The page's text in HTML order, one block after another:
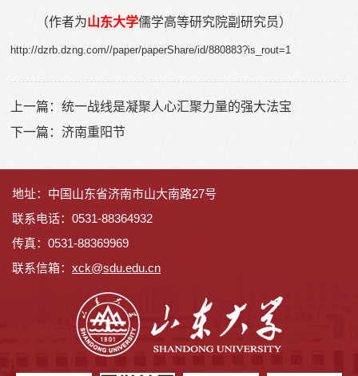
（作者为山东大学儒学高等研究院副研究员）
http://dzrb.dzng.com//paper/paperShare/id/880883?is_rout=1
上一篇：统一战线是凝聚人心汇聚力量的强大法宝
下一篇：济南重阳节
地址：中国山东省济南市山大南路27号
联系电话：0531-88364932
传真：0531-88369969
联系信箱： xck@sdu.edu.cn